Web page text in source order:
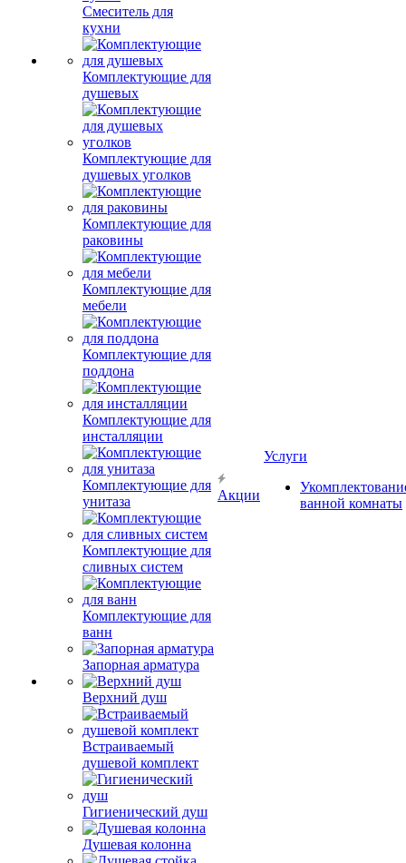
Смеситель для
кухни
Комплектующие для
душевых
Комплектующие для
душевых уголков
Комплектующие для
раковины
Комплектующие для
мебели
Комплектующие для
поддона
Комплектующие для
инсталляции
Комплектующие для
унитаза
Комплектующие для
сливных систем
Комплектующие для
ванн
Запорная арматура
Верхний душ
Встраиваемый
душевой комплект
Гигиенический душ
Душевая колонна
Акции
Услуги
ванной комнаты